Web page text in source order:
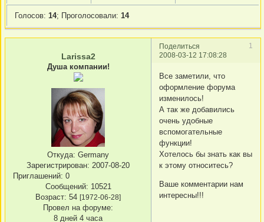
Голосов: 14; Проголосовали: 14
Поделиться
1
2008-03-12 17:08:28
Larissa2
Душа компании!
Откуда: Germany
Зарегистрирован: 2007-08-20
Приглашений: 0
Сообщений: 10521
Возраст: 54 [1972-06-28]
Провел на форуме:
8 дней 4 часа
Все заметили, что
оформление форума
изменилось!
А так же добавились
очень удобные
вспомогательные
функции!
Хотелось бы знать как вы
к этому относитесь?
Ваше комментарии нам
интересны!!!